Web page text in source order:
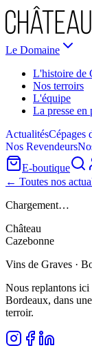
Le Domaine
L'histoire de
Nos terroirs
L'équipe
La presse en
ActualitésCépages
Nos Revendeurs
E-boutique
← Toutes nos
Chargement…
Château
Cazebonne
Vins de Graves ·
Nous replantons ici
Bordeaux, dans
terroir.